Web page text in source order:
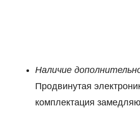
Наличие
Продвинутая
комплектация